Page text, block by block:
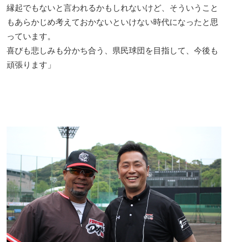
縁起でもないと言われるかもしれないけど、そういうこと
もあらかじめ考えておかないといけない時代になったと思
っています。
喜びも悲しみも分かち合う、県民球団を目指して、今後も
頑張ります」